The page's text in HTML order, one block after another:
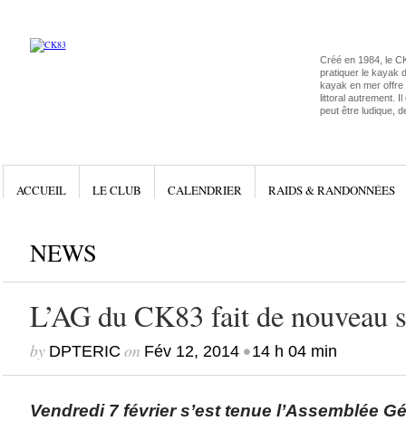
Créé en 1984, le
pratiquer le kayak
kayak en mer offre
littoral autrement.
peut être ludique,
ACCUEIL LE CLUB CALENDRIER RAIDS & RANDONNÉES
NEWS
L’AG du CK83 fait de
by DPTERIC on Fév 12, 2014•14 h 04 min
Vendredi 7 février s’est tenue l’Assemblée